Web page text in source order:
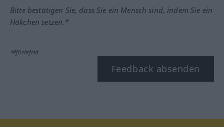
Bitte bestätigen Sie, dass Sie ein Mensch sind, indem Sie ein
Häkchen setzen.*
*Pflichtfeld
Feedback absenden